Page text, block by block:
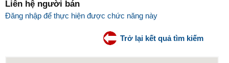
Liên hệ người bán
Đăng nhập để thực hiện được chức năng này
Trở lại kết quả tìm kiếm